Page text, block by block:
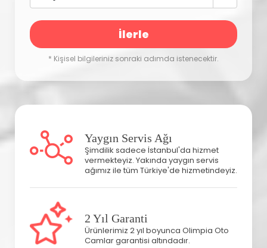
İlerle
* Kişisel bilgileriniz sonraki adımda istenecektir.
Yaygın Servis Ağı
Şimdilik sadece İstanbul'da hizmet
vermekteyiz. Yakında yaygın servis
ağımız ile tüm Türkiye'de hizmetindeyiz.
2 Yıl Garanti
Ürünlerimiz 2 yıl boyunca Olimpia Oto
Camlar garantisi altındadır.